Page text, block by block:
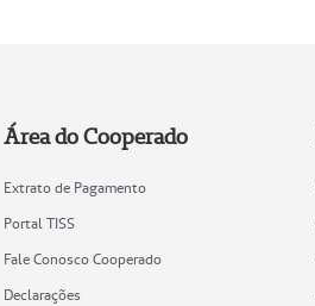
Área do Cooperado
Extrato de Pagamento
Portal TISS
Fale Conosco Cooperado
Declarações